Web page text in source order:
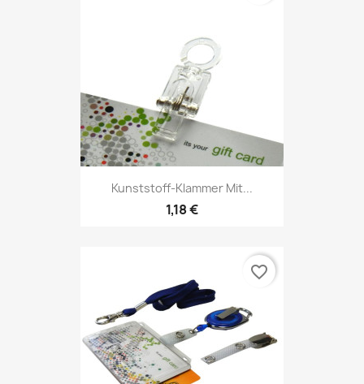
Kunststoff-Klammer Mit...
1,18 €
favorite_border